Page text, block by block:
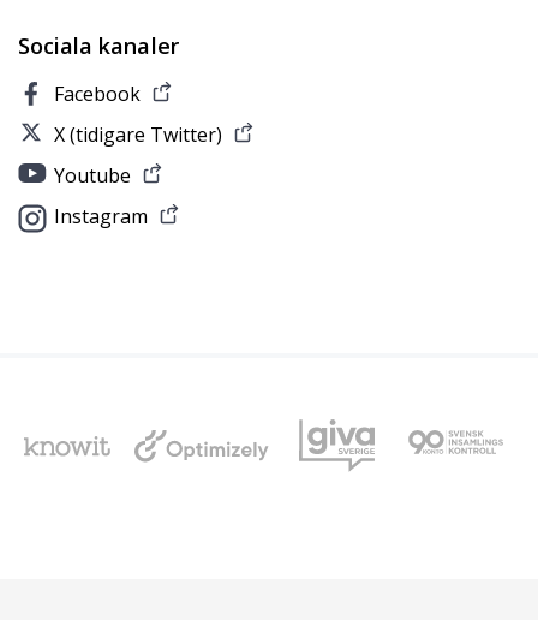
Sociala kanaler
Facebook
X (tidigare Twitter)
Youtube
Instagram